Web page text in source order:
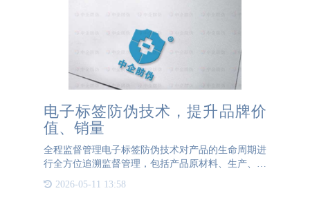
电子标签防伪技术，提升品牌价
值、销量
全程监督管理电子标签防伪技术对产品的生命周期进
行全方位追溯监督管理，包括产品原材料、生产、出
产信息、质检信息、物流信息的全程追踪管控。电子
2026-05-11 13:58